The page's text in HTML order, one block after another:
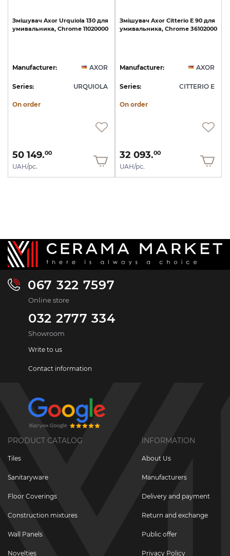
Змішувач Axor Urquiola 130 для
умивальника, Chrome 11020000
Manufacturer: AXOR
Series: URQUIOLA
On order
50 149.00
UAH/pc.
Змішувач Axor Citterio E 90 для
умивальника, Chrome 36102000
Manufacturer: AXOR
Series: CITTERIO E
On order
32 093.00
UAH/pc.
067 322 7597
Online store
032 2777 334
Showroom
Write to us
Contact information
PRODUCT CATALOG
Tiles
Sanitaryware
Floor Coverings
Construction mixtures
Wall Panels
Novelties
INFORMATION
About Us
Manufacturers
Delivery and payment
Return and exchange
Public offer
Privacy Policy